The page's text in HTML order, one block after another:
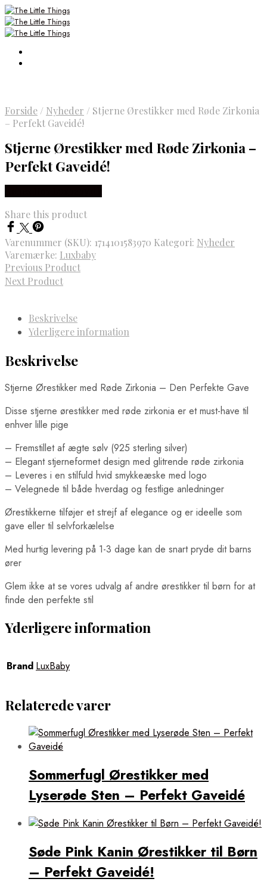
Forside / Nyheder / Stjerne Ørestikker med Røde Zirkonia
– Perfekt Gaveidé!
Stjerne Ørestikker med Røde Zirkonia –
Perfekt Gaveidé!
Share this product
Varenummer (SKU): 1714101583970 Kategori: Nyheder
Varemærke: Luxbaby
Previous Product
Next Product
Beskrivelse
Yderligere information
Beskrivelse
Stjerne Ørestikker med Røde Zirkonia – Den Perfekte Gave
Disse stjerne ørestikker med røde zirkonia er et must-have til
enhver lille pige
– Fremstillet af ægte sølv (925 sterling silver)
– Elegant stjerneformet design med glitrende røde zirkonia
– Leveres i en stilfuld hvid smykkeæske med logo
– Velegnede til både hverdag og festlige anledninger
Ørestikkerne tilføjer et strejf af elegance og er ideelle som
gave eller til selvforkælelse
Med hurtig levering på 1-3 dage kan de snart pryde dit barns
ører
Glem ikke at se vores udvalg af andre ørestikker til børn for at
finde den perfekte stil
Yderligere information
Brand LuxBaby
Relaterede varer
Sommerfugl Ørestikker med
Lyserøde Sten – Perfekt Gaveidé
Søde Pink Kanin Ørestikker til Børn
– Perfekt Gaveidé!